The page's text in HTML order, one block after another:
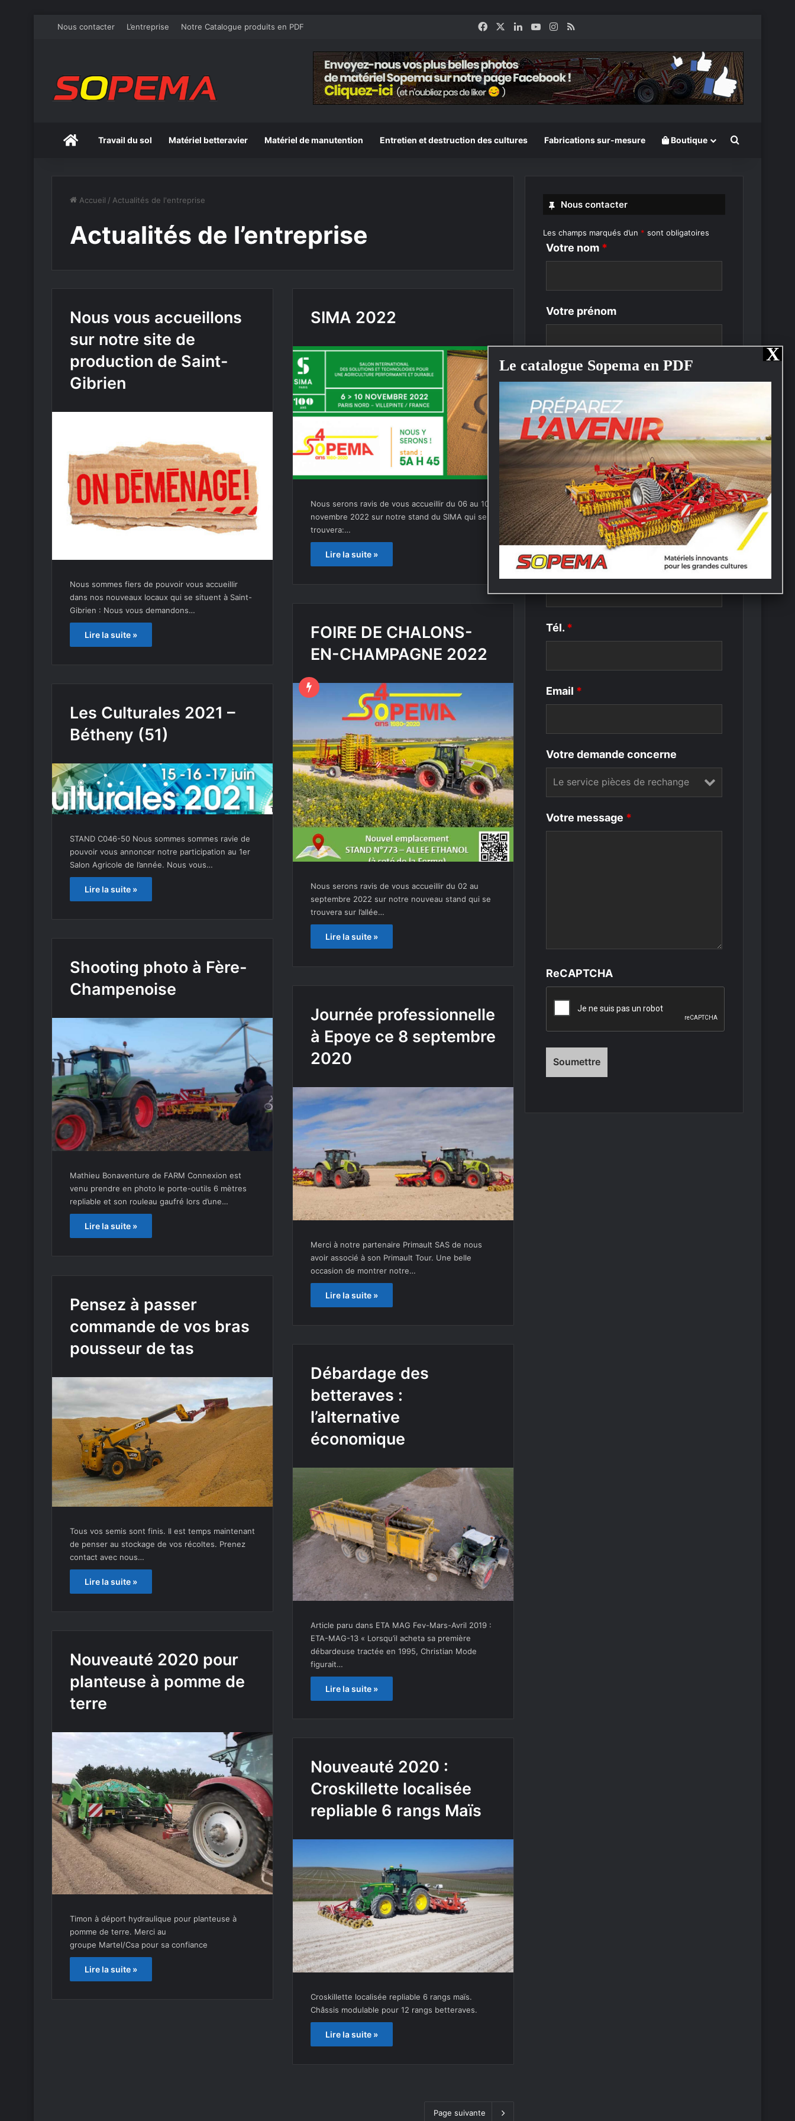
Nous contacter L’entreprise Notre Catalogue produits en PDF FacebookLinkedinYouTubeInstagram
RSS
AccueilTravail du sol Matériel betteravier Matériel de manutention Entretien et destruction des cultures Fabrications sur-mesure Boutique
Accueil / Actualités de l'entreprise
Actualités de l’entreprise
Nous vous accueillons
sur notre site de
production de Saint-
Gibrien
Nous sommes fiers de pouvoir vous accueillir
dans nos nouveaux locaux qui se situent à Saint-
Gibrien : Nous vous demandons…
Lire la suite »
SIMA 2022
Nous serons ravis de vous accueillir du 06 au 10
novembre 2022 sur notre stand du SIMA qui se
trouvera:…
Lire la suite »
FOIRE DE CHALONS-
EN-CHAMPAGNE 2022
Nous serons ravis de vous accueillir du 02 au
septembre 2022 sur notre nouveau stand qui se
trouvera sur l’allée…
Lire la suite »
Les Culturales 2021 –
Bétheny (51)
STAND C046-50 Nous sommes sommes ravie de
pouvoir vous annoncer notre participation au 1er
Salon Agricole de l’année. Nous vous…
Lire la suite »
Shooting photo à Fère-
Champenoise
Mathieu Bonaventure de FARM Connexion est
venu prendre en photo le porte-outils 6 mètres
repliable et son rouleau gaufré lors d’une…
Lire la suite »
Journée professionnelle
à Epoye ce 8 septembre
2020
Merci à notre partenaire Primault SAS de nous
avoir associé à son Primault Tour. Une belle
occasion de montrer notre…
Lire la suite »
Pensez à passer
commande de vos bras
pousseur de tas
Tous vos semis sont finis. Il est temps maintenant
de penser au stockage de vos récoltes. Prenez
contact avec nous…
Lire la suite »
Débardage des
betteraves :
l’alternative
économique
Article paru dans ETA MAG Fev-Mars-Avril 2019 :
ETA-MAG-13 « Lorsqu’il acheta sa première
débardeuse tractée en 1995, Christian Mode
figurait…
Lire la suite »
Nouveauté 2020 pour
planteuse à pomme de
terre
Timon à déport hydraulique pour planteuse à
pomme de terre. Merci au
groupe Martel/Csa pour sa confiance
Lire la suite »
Nouveauté 2020 :
Croskillette localisée
repliable 6 rangs Maïs
Croskillette localisée repliable 6 rangs maïs.
Châssis modulable pour 12 rangs betteraves.
Lire la suite »
Page suivante
Nous contacter
Les champs marqués d’un * sont obligatoires
Votre nom *
Votre prénom
Société*
Adresse*
Code postal*
Ville*
Tél. *
Email *
Votre demande concerne
Votre message *
ReCAPTCHA